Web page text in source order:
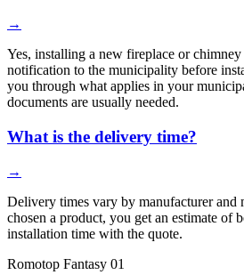
→
Yes, installing a new fireplace or
notification to the municipality before
you through what applies in your
documents are usually needed.
What is the delivery time?
→
Delivery times vary by manufacturer and
chosen a product, you get an estimate of
installation time with the quote.
Romotop Fantasy 01